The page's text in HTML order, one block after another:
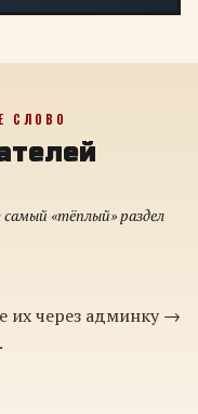
СЛОВО
«тёплый» раздел
их через админку →